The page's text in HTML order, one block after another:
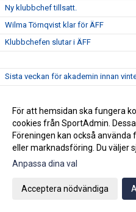
Ny klubbchef tillsatt.
Wilma Törnqvist klar för ÄFF
Klubbchefen slutar i ÄFF
Sista veckan för akademin innan
Vinnarna på ungdomsavslutningens
Köp din Bingolott av vårt P13 lag
Avslutning för ungdomslagen
Vi välkomnar Mikael " Ragge"
För att hemsidan ska fungera
cookies från SportAdmin.
Föreningen kan också
eller marknadsföring. Du väljer
Anpassa dina val
Acceptera nödvändiga